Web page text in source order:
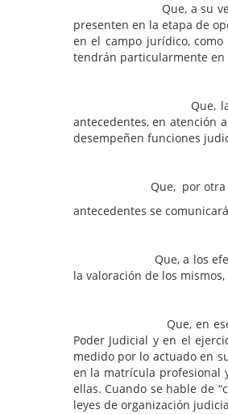
Que, a su vez el
presenten en la etapa de
en el campo jurídico, como
tendrán particularmente en
Que, la
antecedentes, en atención
desempeñen funciones
Que, por otra parte,
antecedentes se
Que, a los efectos de la
la valoración de los
Que, en ese marco se
Poder Judicial y en el
medido por lo actuado en
en la matrícula profesional
ellas. Cuando se hable de
leyes de organización